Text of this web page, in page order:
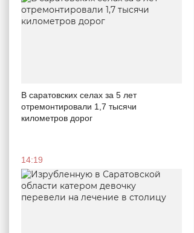
В саратовских селах за 5 лет
отремонтировали 1,7 тысячи
километров дорог
14:19